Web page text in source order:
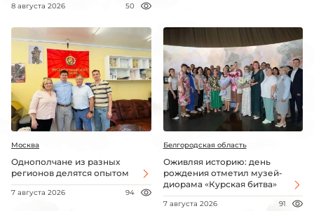
8 августа 2026 50
Москва
Однополчане из разных
регионов делятся опытом
7 августа 2026 94
Белгородская область
Оживляя историю: день
рождения отметил музей-
диорама «Курская битва»
7 августа 2026 91